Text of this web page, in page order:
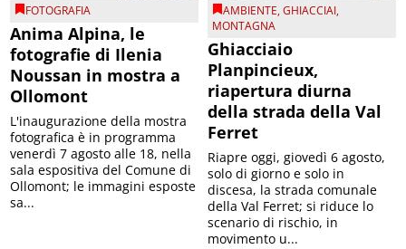
FOTOGRAFIA
Anima Alpina, le
fotografie di Ilenia
Noussan in mostra a
Ollomont
L'inaugurazione della mostra
fotografica è in programma
venerdì 7 agosto alle 18, nella
sala espositiva del Comune di
Ollomont; le immagini esposte
sa...
AMBIENTE,GHIACCIAI,
MONTAGNA
Ghiacciaio
Planpincieux,
riapertura diurna
della strada della Val
Ferret
Riapre oggi, giovedì 6 agosto,
solo di giorno e solo in
discesa, la strada comunale
della Val Ferret; si riduce lo
scenario di rischio, in
movimento u...